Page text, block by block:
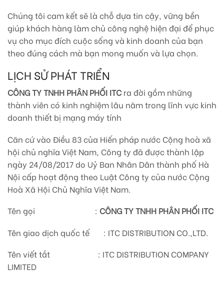
Chúng tôi cam kết sẽ là chỗ dựa tin cậy, vững bền
giúp khách hàng làm chủ công nghệ hiện đại để phục
vụ cho mục đích cuộc sống và kinh doanh của bạn
theo đúng cách mà bạn mong muốn và lựa chọn.
LỊCH SỬ PHÁT TRIỂN
CÔNG TY TNHH PHÂN PHỐI ITCra đời gồm những
thành viên có kinh nghiệm lâu năm trong lĩnh vực kinh
doanh thiết bị mạng máy tính
Căn cứ vào Điều 83 của Hiến pháp nước Cộng hoà xã
hội chủ nghĩa Việt Nam, Công ty đã được thành lập
ngày 24/08/2017 do Uỷ Ban Nhân Dân thành phố Hà
Nội cấp hoạt động theo Luật Công ty của nước Cộng
Hoà Xã Hội Chủ Nghĩa Việt Nam.
Tên gọi : CÔNG TY TNHH PHÂN PHỐI ITC
Tên giao dịch quốc tế : ITC DISTRIBUTION CO.,LTD.
Tên viết tắt : ITC DISTRIBUTION COMPANY
LIMITED